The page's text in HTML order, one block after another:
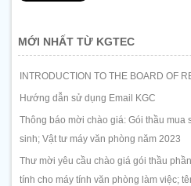
MỚI NHẤT TỪ KGTEC
INTRODUCTION TO THE BOARD OF
Hướng dẫn sử dụng Email KGC
Thông báo mời chào giá: Gói thầu mua
sinh; Vật tư máy văn phòng năm 2023
Thư mời yêu cầu chào giá gói thầu
tính cho máy tính văn phòng làm việc;